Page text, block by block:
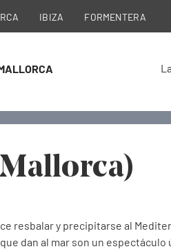
IBIZA FORMENTERA
resbalar y precipitarse al
dan al mar son un espectáculo